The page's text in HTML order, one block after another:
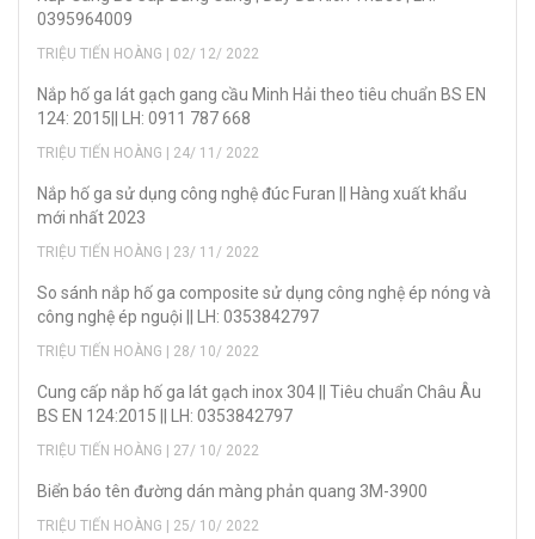
0395964009
TRIỆU TIẾN HOÀNG | 02/ 12/ 2022
Nắp hố ga lát gạch gang cầu Minh Hải theo tiêu chuẩn BS EN
124: 2015|| LH: 0911 787 668
TRIỆU TIẾN HOÀNG | 24/ 11/ 2022
Nắp hố ga sử dụng công nghệ đúc Furan || Hàng xuất khẩu
mới nhất 2023
TRIỆU TIẾN HOÀNG | 23/ 11/ 2022
So sánh nắp hố ga composite sử dụng công nghệ ép nóng và
công nghệ ép nguội || LH: 0353842797
TRIỆU TIẾN HOÀNG | 28/ 10/ 2022
Cung cấp nắp hố ga lát gạch inox 304 || Tiêu chuẩn Châu Âu
BS EN 124:2015 || LH: 0353842797
TRIỆU TIẾN HOÀNG | 27/ 10/ 2022
Biển báo tên đường dán màng phản quang 3M-3900
TRIỆU TIẾN HOÀNG | 25/ 10/ 2022